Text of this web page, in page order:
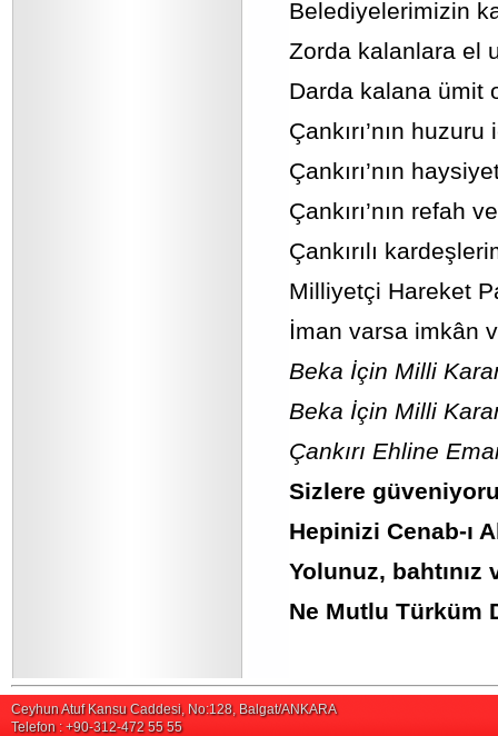
Belediyelerimizin
Zorda kalanlara el
Darda kalana ümit
Çankırı’nın huzuru
Çankırı’nın
Çankırı’nın refah
Çankırılı
Milliyetçi Hareket
İman varsa imkân
Beka İçin Milli
Beka İçin Milli
Çankırı Ehline
Sizlere
Hepinizi Cenab-ı
Yolunuz, bahtınız
Ne Mutlu Türküm
Ceyhun Atuf Kansu Caddesi, No:128, Balgat/ANKARA
Telefon : +90-312-472 55 55